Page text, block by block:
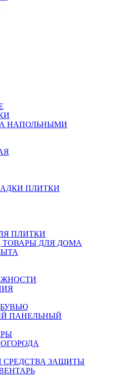
НАПОЛЬНЫМИ
ПЛИТКИ
ПЛИТКИ
ТОВАРЫ ДЛЯ ДОМА
ПАНЕЛЬНЫЙ
СРЕДСТВА ЗАЩИТЫ